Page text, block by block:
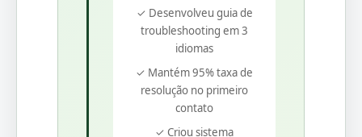
✓ Desenvolveu guia de
troubleshooting em 3
idiomas
✓ Mantém 95% taxa de
resolução no primeiro
contato
✓ Criou sistema